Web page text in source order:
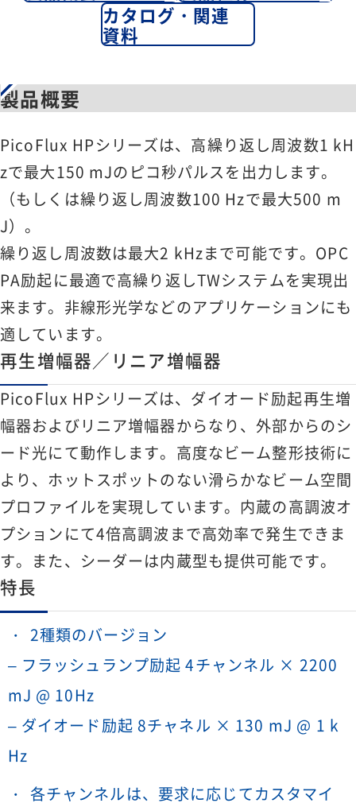
カタログ・関連
資料
製品概要
PicoFlux HPシリーズは、高繰り返し周波数1 kH
zで最大150 mJのピコ秒パルスを出力します。
（もしくは繰り返し周波数100 Hzで最大500 m
J）。
繰り返し周波数は最大2 kHzまで可能です。OPC
PA励起に最適で高繰り返しTWシステムを実現出
来ます。非線形光学などのアプリケーションにも
適しています。
再生増幅器／リニア増幅器
PicoFlux HPシリーズは、ダイオード励起再生増
幅器およびリニア増幅器からなり、外部からのシ
ード光にて動作します。高度なビーム整形技術に
より、ホットスポットのない滑らかなビーム空間
プロファイルを実現しています。内蔵の高調波オ
プションにて4倍高調波まで高効率で発生できま
す。また、シーダーは内蔵型も提供可能です。
特長
2種類のバージョン
– フラッシュランプ励起 4チャンネル × 2200
mJ @ 10Hz
– ダイオード励起 8チャネル × 130 mJ @ 1 k
Hz
各チャンネルは、要求に応じてカスタマイ